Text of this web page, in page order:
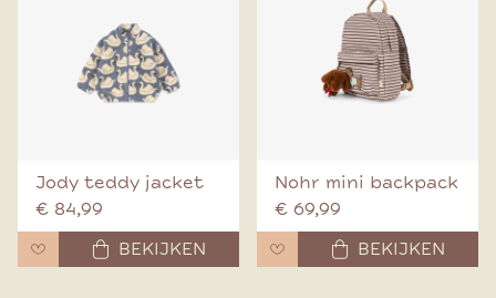
Jody teddy jacket
€ 84,99
BEKIJKEN
Nohr mini backpack
€ 69,99
BEKIJKEN